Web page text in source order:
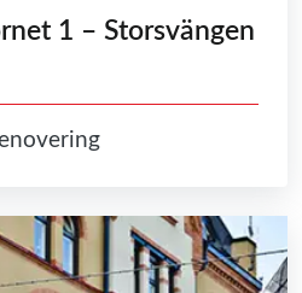
1 – Storsvängen